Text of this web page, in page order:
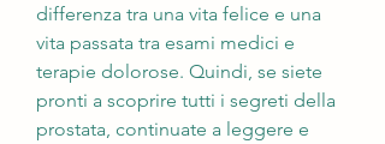
differenza tra una vita felice e una
vita passata tra esami medici e
terapie dolorose. Quindi, se siete
pronti a scoprire tutti i segreti della
prostata, continuate a leggere e